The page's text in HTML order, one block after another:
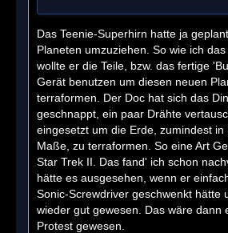
Das Teenie-Superhirn hatte ja
Planeten umzuziehen. So wie ich
wollte er die Teile, bzw. das fertige
Gerät benutzen um diesen neuen
terraformen. Der Doc hat sich das
geschnappt, ein paar Drähte
eingesetzt um die Erde, zumindest in
Maße, zu terraformen. So eine Art
Star Trek II. Das fand' ich schon
hätte es ausgesehen, wenn er
Sonic-Screwdriver geschwenkt hätte
wieder gut gewesen. Das wäre dann
Protest gewesen.